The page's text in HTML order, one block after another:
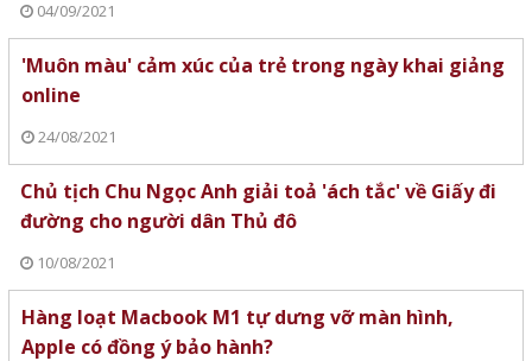
04/09/2021
'Muôn màu' cảm xúc của trẻ trong ngày khai giảng
online
24/08/2021
Chủ tịch Chu Ngọc Anh giải toả 'ách tắc' về Giấy đi
đường cho người dân Thủ đô
10/08/2021
Hàng loạt Macbook M1 tự dưng vỡ màn hình,
Apple có đồng ý bảo hành?